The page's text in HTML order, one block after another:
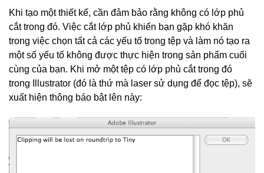
Khi tạo một thiết kế, cần đảm bảo rằng không có lớp phủ
cắt trong đó. Việc cắt lớp phủ khiến bạn gặp khó khăn
trong việc chọn tất cả các yếu tố trong tệp và làm nó tạo ra
một số yếu tố không được thực hiện trong sản phẩm cuối
cùng của bạn. Khi mở một tệp có lớp phủ cắt trong đó
trong Illustrator (đó là thứ mà laser sử dụng để đọc tệp), sẽ
xuất hiện thông báo bật lên này: